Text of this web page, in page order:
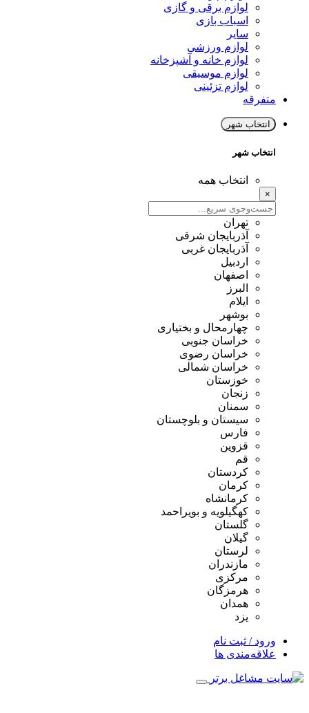
لوازم برقی و گازی
اسباب بازی
سایر
لوازم ورزشی
لوازم خانه و آشپزخانه
لوازم موسیقی
لوازم تزئینی
متفرقه
انتخاب شهر
انتخاب شهر
انتخاب همه
تهران
آذربایجان شرقی
آذربایجان غربی
اردبیل
اصفهان
البرز
ایلام
بوشهر
چهارمحال و بختیاری
خراسان جنوبی
خراسان رضوی
خراسان شمالی
خوزستان
زنجان
سمنان
سیستان و بلوچستان
فارس
قزوین
قم
کردستان
کرمان
کرمانشاه
کهگیلویه و بویراحمد
گلستان
گیلان
لرستان
مازندران
مرکزی
هرمزگان
همدان
یزد
ورود / ثبت نام
علاقه‌مندی ها